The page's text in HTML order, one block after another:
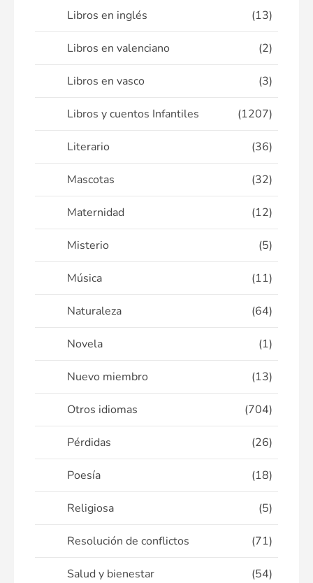
Libros en inglés (13)
Libros en valenciano (2)
Libros en vasco (3)
Libros y cuentos Infantiles (1207)
Literario (36)
Mascotas (32)
Maternidad (12)
Misterio (5)
Música (11)
Naturaleza (64)
Novela (1)
Nuevo miembro (13)
Otros idiomas (704)
Pérdidas (26)
Poesía (18)
Religiosa (5)
Resolución de conflictos (71)
Salud y bienestar (54)